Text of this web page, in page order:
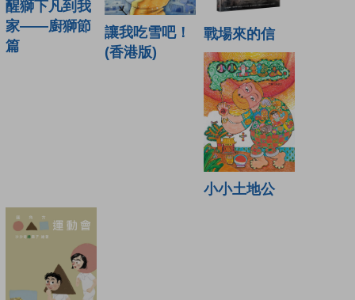
醒獅下凡到我
家——廚獅節
篇
讓我吃雪吧！
(香港版)
戰場來的信
小小土地公